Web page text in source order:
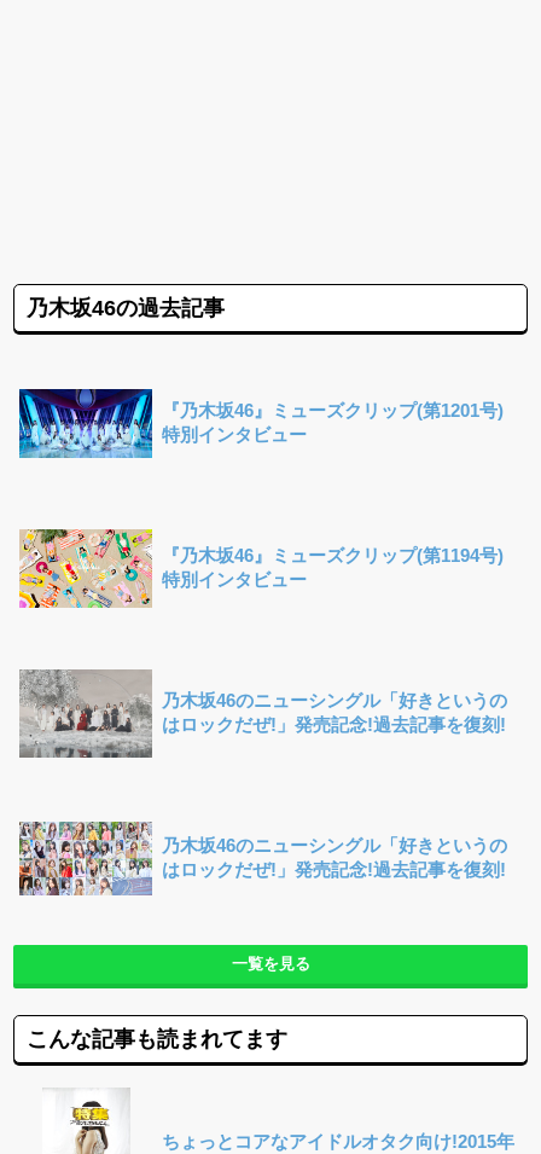
乃木坂46の過去記事
『乃木坂46』ミューズクリップ(第1201号)
特別インタビュー
『乃木坂46』ミューズクリップ(第1194号)
特別インタビュー
乃木坂46のニューシングル「好きというの
はロックだぜ!」発売記念!過去記事を復刻!
乃木坂46のニューシングル「好きというの
はロックだぜ!」発売記念!過去記事を復刻!
一覧を見る
こんな記事も読まれてます
ちょっとコアなアイドルオタク向け!2015年